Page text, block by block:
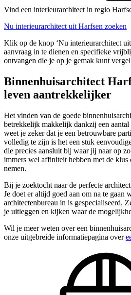
Vind een interieurarchitect in regio
Nu interieurarchitect uit Harfsen zoeken
Klik op de knop ‘Nu interieurarchitect
aanvraag in te dienen en specifieke
ontvangen die je op je gemak kunt
Binnenhuisarchitect
leven aantrekkelijker
Het vinden van de goede
betrekkelijk makkelijk dankzij een aantal
weet je zeker dat je een betrouwbare
volledig te zijn is het een stuk
die precies aansluit bij waar jij naar op
immers wel affiniteit hebben met de klus
nemen.
Bij je zoektocht naar de perfecte
Je doet er altijd goed aan om na te gaan
architectenbureau in is gespecialiseerd.
je uitleggen en kijken waar de
Wil je meer weten over een
onze uitgebreide informatiepagina over